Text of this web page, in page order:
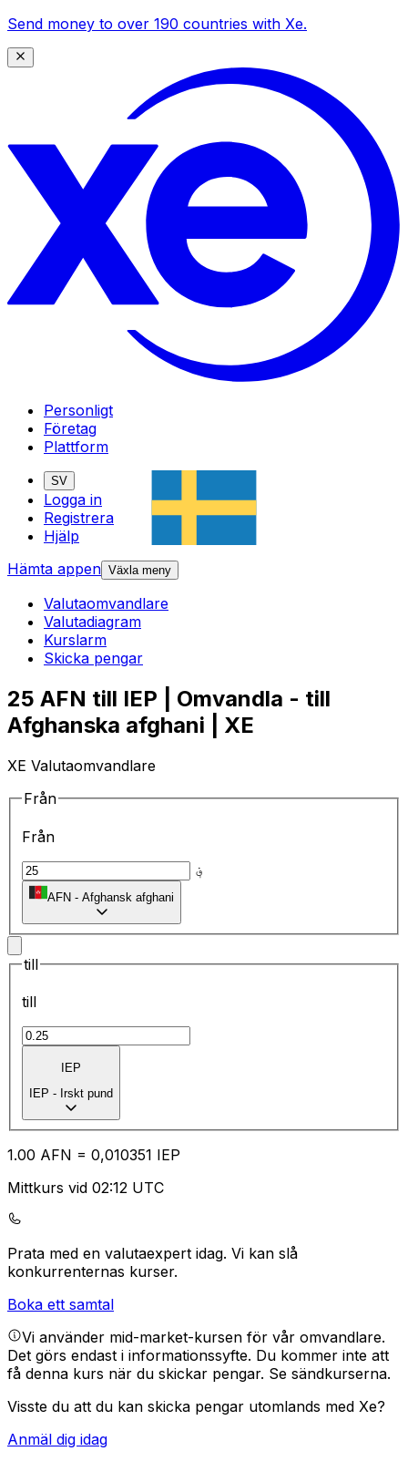
Send money to over 190 countries with Xe.
Personligt
Företag
Plattform
SV
Logga in
Registrera
Hjälp
Hämta appen Växla meny
Valutaomvandlare
Valutadiagram
Kurslarm
Skicka pengar
25 AFN till IEP | Omvandla - till
Afghanska afghani | XE
XE Valutaomvandlare
Från
Från
؋
AFN - Afghansk afghani
till
till
IEP
IEP - Irskt pund
1.00 AFN = 0,010351 IEP
Mittkurs vid 02:12 UTC
Prata med en valutaexpert idag. Vi kan slå
konkurrenternas kurser.
Boka ett samtal
Vi använder mid-market-kursen för vår omvandlare.
Det görs endast i informationssyfte. Du kommer inte att
få denna kurs när du skickar pengar. Se sändkurserna.
Visste du att du kan skicka pengar utomlands med Xe?
Anmäl dig idag